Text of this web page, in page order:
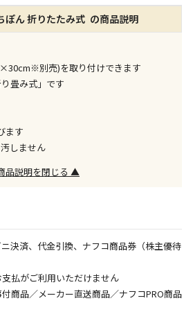
できる商品です（宅配便でのお届けが
品は、全て同じ店舗での受取となりま
で受取ができる商品です（宅配便での
せん）
お届けする商品です
同時購入はできません。お手数です
続きを分けてお買い求めください
受取」「宅配のみ」マークの商品のみ
ご注文確定した商品については、当日に
ん 折りたたみ式 の商品説明
別売)を取り付けできます
畳み式」です
ます
しません
品説明を閉じる ▲
決済、代金引換、ナフコ商品券（株主優待
払がご利用いただけません
商品／メーカー直送商品／ナフコPRO商品